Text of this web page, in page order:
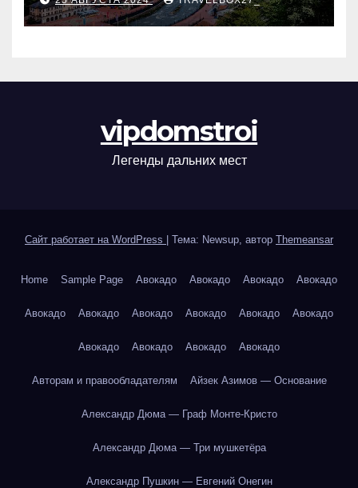
vipdomstroi
Легенды дальних мест
Сайт работает на WordPress Тема: Newsup, автор Themeansar
Home Sample Page Авокадо Авокадо Авокадо Авокадо
Авокадо Авокадо Авокадо Авокадо Авокадо Авокадо
Авокадо Авокадо Авокадо Авокадо
Авторам и правообладателям Айзек Азимов — Основание
Александр Дюма — Граф Монте-Кристо
Александр Дюма — Три мушкетёра
Александр Пушкин — Евгений Онегин